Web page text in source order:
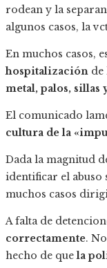
rodean y la
algunos casos, la
En muchos casos,
hospitalización de
metal, palos, sillas
El comunicado
cultura de la
Dada la magnitud
identificar el abuso
muchos casos
A falta de
correctamente.
hecho de quela